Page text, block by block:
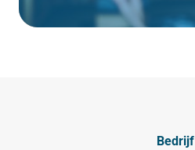
Bedrijf